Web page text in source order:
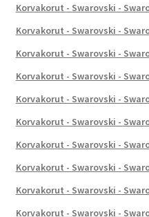
Korvakorut - Swarovski -
Korvakorut - Swarovski -
Korvakorut - Swarovski -
Korvakorut - Swarovski -
Korvakorut - Swarovski -
Korvakorut - Swarovski -
Korvakorut - Swarovski -
Korvakorut - Swarovski -
Korvakorut - Swarovski -
Korvakorut - Swarovski -